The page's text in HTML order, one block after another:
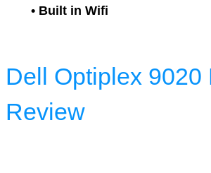
• Built in Wifi
Dell Optiplex 9020
Review